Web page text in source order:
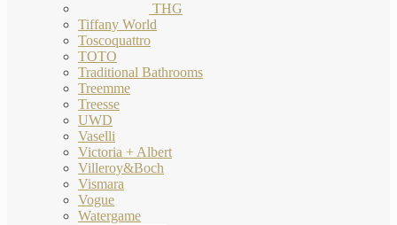
THG
Tiffany World
Toscoquattro
TOTO
Traditional Bathrooms
Treemme
Treesse
UWD
Vaselli
Victoria + Albert
Villeroy&Boch
Vismara
Vogue
Watergame